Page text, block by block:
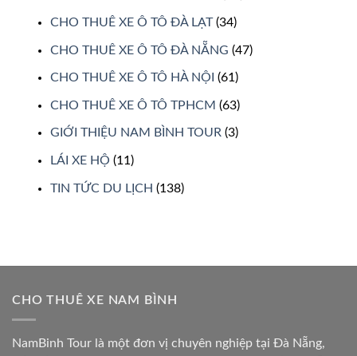
CHO THUÊ XE Ô TÔ ĐÀ LẠT(34)
CHO THUÊ XE Ô TÔ ĐÀ NẴNG (47)
CHO THUÊ XE Ô TÔ HÀ NỘI (61)
CHO THUÊ XE Ô TÔ TPHCM (63)
GIỚI THIỆU NAM BÌNH TOUR (3)
LÁI XE HỘ (11)
TIN TỨC DU LỊCH (138)
CHO THUÊ XE NAM BÌNH
NamBinh Tour là một đơn vị chuyên nghiệp tại Đà Nẵng,